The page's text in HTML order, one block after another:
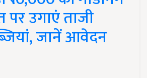
उगाएं ताजी
जानें आवेदन